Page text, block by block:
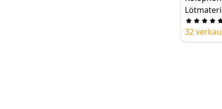
,
gkeit,
Lötdraht
32